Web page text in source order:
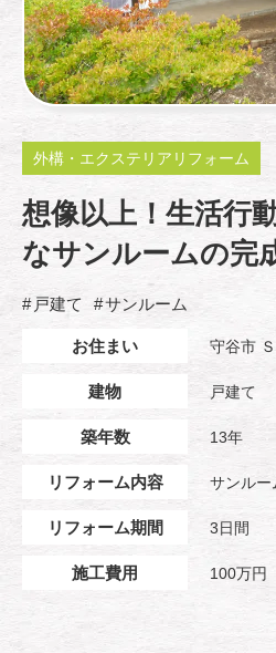
外構・エクステリアリフォーム
想像以上！生活行
なサンルームの完
戸建て サンルーム
お住まい 守谷市
建物 戸建て
築年数 13年
リフォーム内容 サンルー
リフォーム期間 3日間
施工費用 100万円